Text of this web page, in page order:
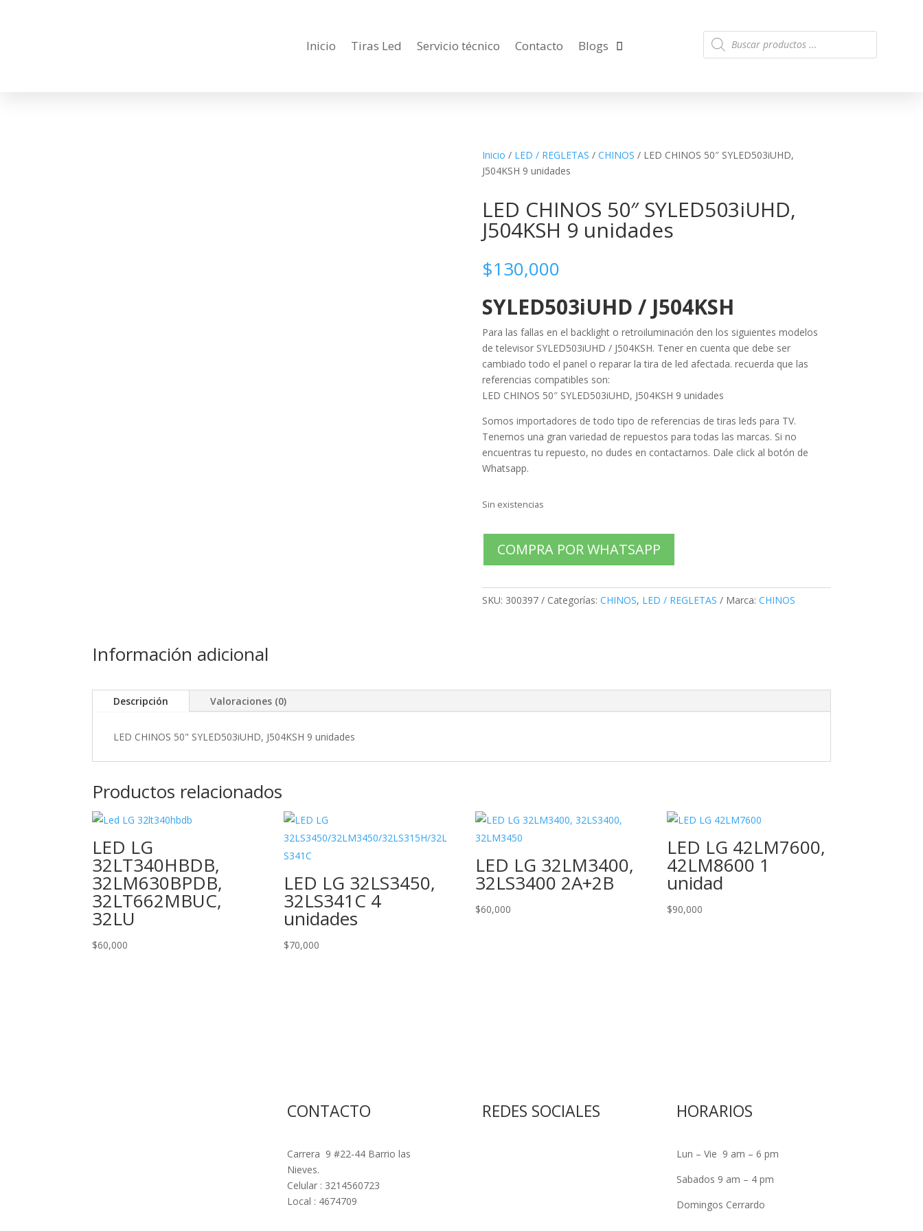
Inicio Tiras Led Servicio técnico Contacto Blogs
Búsqueda
de
productos
Inicio / LED / REGLETAS / CHINOS / LED CHINOS 50″ SYLED503iUHD,
J504KSH 9 unidades
LED CHINOS 50″ SYLED503iUHD,
J504KSH 9 unidades
$130,000
SYLED503iUHD / J504KSH
Para las fallas en el backlight o retroiluminación den los siguientes modelos
de televisor SYLED503iUHD / J504KSH. Tener en cuenta que debe ser
cambiado todo el panel o reparar la tira de led afectada. recuerda que las
referencias compatibles son:
LED CHINOS 50″ SYLED503iUHD, J504KSH 9 unidades
Somos importadores de todo tipo de referencias de tiras leds para TV.
Tenemos una gran variedad de repuestos para todas las marcas. Si no
encuentras tu repuesto, no dudes en contactarnos. Dale click al botón de
Whatsapp.
Sin existencias
COMPRA POR WHATSAPP
SKU: 300397 Categorías: CHINOS, LED / REGLETAS Marca: CHINOS
Información adicional
Descripción Valoraciones (0)
LED CHINOS 50" SYLED503iUHD, J504KSH 9 unidades
Productos relacionados
LED LG
32LT340HBDB,
32LM630BPDB,
32LT662MBUC,
32LU
$60,000
LED LG 32LS3450,
32LS341C 4
unidades
$70,000
LED LG 32LM3400,
32LS3400 2A+2B
$60,000
LED LG 42LM7600,
42LM8600 1
unidad
$90,000
CONTACTO
Carrera 9 #22-44 Barrio las
Nieves.
Celular : 3214560723
Local : 4674709
REDES SOCIALES HORARIOS
Lun – Vie 9 am – 6 pm
Sabados 9 am – 4 pm
Domingos Cerrardo